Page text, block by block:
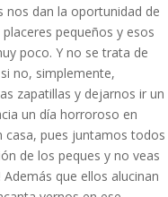
nos dan la oportunidad de
pequeños y esos
poco. Y no se trata de
no, simplemente,
zapatillas y dejarnos ir un
un día horroroso en
casa, pues juntamos todos
de los peques y no veas
que ellos alucinan